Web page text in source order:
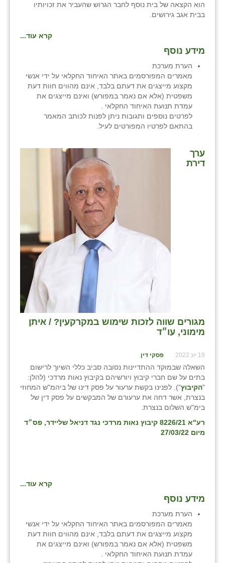
הוא הקצאה של בית נוסף לחבר הגרוש שהעביר את זכויותיו
בבית אגב גירושים.
קרא עוד...
מידע נוסף
הערת מערכת
מאמרים המפורסמים באתר האיחוד החקלאי על ידי אנשי
מקצוע מייצגים את דעתם בלבד, אינם מהווים חוות דעת
משפטית (אלא אם נאמר במפורש) ואינם מייצגים את
עמדת תנועת האיחוד החקלאי .
לפרטים נוספים ותגובות ניתן לפנות לכותב המאמר
בהתאם לפרטיו המפורטים לעיל.
ערך
דירת
מגורים שווה לזכות שימוש במקרקעין? / איתן
מימוני, עו״ד
19 יונ 2022 פסקי דין
השאלה שבמוקד ההתדיינות נסובה סביב כללי השיוך לרישום
בתים על שם חברי קיבוץ ויורשיהם בקיבוץ נאות מרדכי (להלן:
"הקיבוץ"). לפנינו בקשת ערעור על פסק דינו של ביהמ"ש המחוזי
בנצרת, אשר דחה את ערעורם של המבקשים על פסק דין של
בימ"ש השלום בנצרת.
רע"א 8226/21 קיבוץ נאות מרדכי נגד דניאל שליידר, פס״ד
מיום 27/03/22
קרא עוד...
מידע נוסף
הערת מערכת
מאמרים המפורסמים באתר האיחוד החקלאי על ידי אנשי
מקצוע מייצגים את דעתם בלבד, אינם מהווים חוות דעת
משפטית (אלא אם נאמר במפורש) ואינם מייצגים את
עמדת תנועת האיחוד החקלאי .